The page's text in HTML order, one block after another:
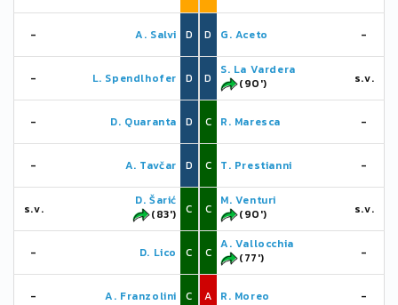
- A. Salvi D
- L. Spendlhofer D
- D. Quaranta D
- A. Tavčar D
s.v.
D. Šarić
(83')
C
- D. Lico C
- A. Franzolini C
D G. Aceto -
D
S. La Vardera
(90')
s.v.
C R. Maresca -
C T. Prestianni -
C
M. Venturi
(90')
s.v.
C
A. Vallocchia
(77')
-
A R. Moreo -